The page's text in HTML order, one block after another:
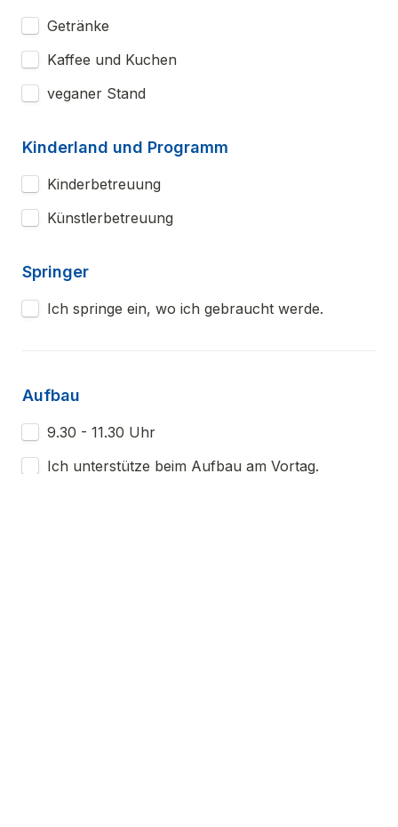
Getränke
Kaffee und Kuchen
veganer Stand
Kinderland und Programm
Kinderbetreuung
Künstlerbetreuung
Springer
Ich springe ein, wo ich gebraucht werde.
Aufbau
9.30 - 11.30 Uhr
Ich unterstütze beim Aufbau am Vortag.